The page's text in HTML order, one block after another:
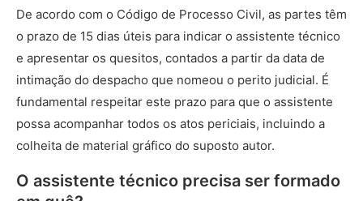
De acordo com o Código de Processo Civil, as partes têm
o prazo de 15 dias úteis para indicar o assistente técnico
e apresentar os quesitos, contados a partir da data de
intimação do despacho que nomeou o perito judicial. É
fundamental respeitar este prazo para que o assistente
possa acompanhar todos os atos periciais, incluindo a
colheita de material gráfico do suposto autor.
O assistente técnico precisa ser formado